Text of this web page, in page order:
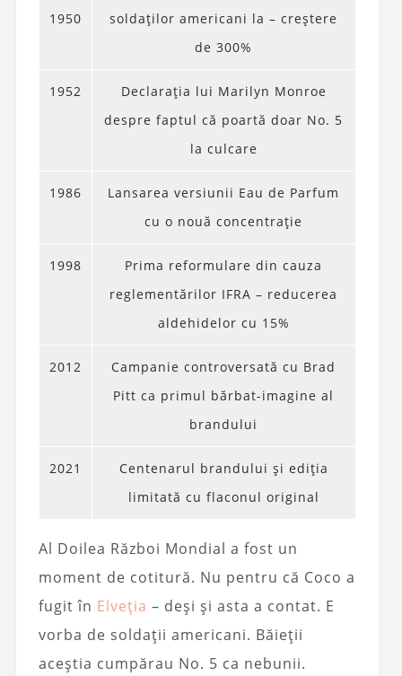
1950
soldaților americani la – creștere
de 300%
1952
Declarația lui Marilyn Monroe
despre faptul că poartă doar No. 5
la culcare
1986
Lansarea versiunii Eau de Parfum
cu o nouă concentrație
1998
Prima reformulare din cauza
reglementărilor IFRA – reducerea
aldehidelor cu 15%
2012
Campanie controversată cu Brad
Pitt ca primul bărbat-imagine al
brandului
2021
Centenarul brandului și ediția
limitată cu flaconul original
Al Doilea Război Mondial a fost un
moment de cotitură. Nu pentru că Coco a
fugit în Elveția – deși și asta a contat. E
vorba de soldații americani. Băieții
aceștia cumpărau No. 5 ca nebunii.